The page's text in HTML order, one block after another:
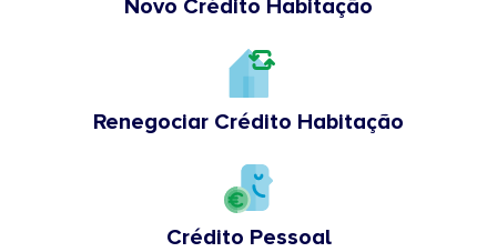
Novo Crédito Habitação
Renegociar Crédito Habitação
Crédito Pessoal